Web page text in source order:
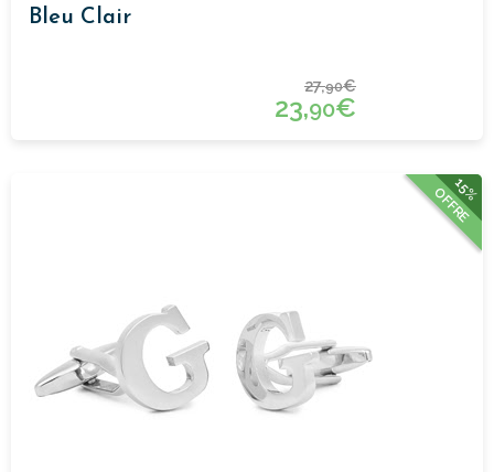
Bleu Clair
27,90€
23,90€
15%
OFFRE